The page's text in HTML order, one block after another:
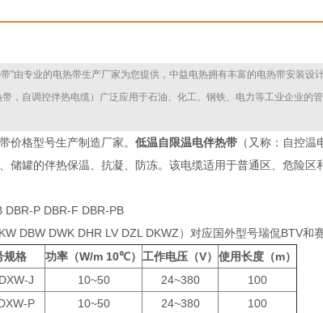
"由专业的电热带生产厂家为您提供，中益电热拥有丰富的电热带安装设
，自调控伴热电缆）广泛应用于石油、化工、钢铁、电力等工业企业的
价格型号生产制造厂家。 低温自限温电伴热带 （又称：自控
储罐的伴热保温、抗凝、防冻。该电缆适用于普通区、危险
P DBR-F DBR-PB
DBW DWK DHR LV DZL DKWZ）对应国外型号瑞侃BTV和
规格 功率（W/m 10℃） 工作电压（V） 使用长度（m）
J 10~50 24~380
100
P 10~50 24~380
100